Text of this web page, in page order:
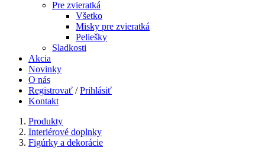
Pre zvieratká
Všetko
Misky pre zvieratká
Peliešky
Sladkosti
Akcia
Novinky
O nás
Registrovať / Prihlásiť
Kontakt
Produkty
Interiérové doplnky
Figúrky a dekorácie